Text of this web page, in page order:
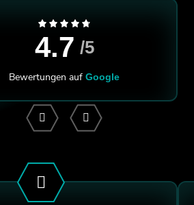
4.7 /5
Bewertungen auf Google